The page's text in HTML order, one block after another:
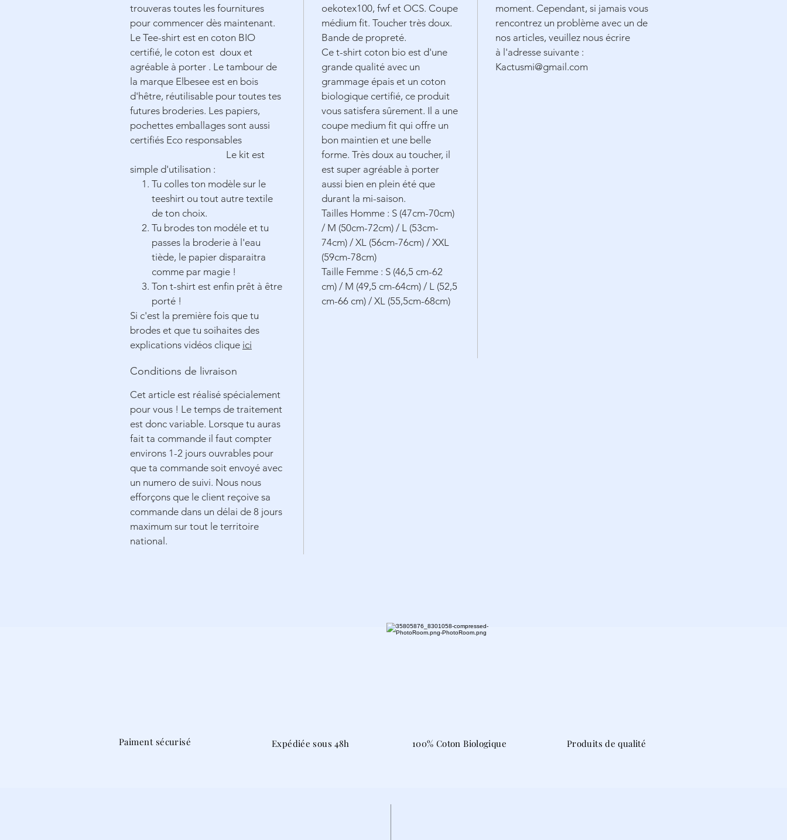
trouveras toutes les fournitures
pour commencer dès maintenant.
Le Tee-shirt est en coton BIO
certifié, le coton est doux et
agréable à porter . Le tambour de
la marque Elbesee est en bois
d'hêtre, réutilisable pour toutes tes
futures broderies. Les papiers,
pochettes emballages sont aussi
certifiés Eco responsables
Le kit est
simple d'utilisation :
Tu colles ton modèle sur le
teeshirt ou tout autre textile
de ton choix.
Tu brodes ton modéle et tu
passes la broderie à l'eau
tiède, le papier disparaitra
comme par magie !
Ton t-shirt est enfin prêt à être
porté !
Si c'est la première fois que tu
brodes et que tu soihaites des
explications vidéos clique ici
oekotex100, fwf et OCS. Coupe
médium fit. Toucher très doux.
Bande de propreté.
Ce t-shirt coton bio est d'une
grande qualité avec un
grammage épais et un coton
biologique certifié, ce produit
vous satisfera sûrement. Il a une
coupe medium fit qui offre un
bon maintien et une belle
forme. Très doux au toucher, il
est super agréable à porter
aussi bien en plein été que
durant la mi-saison.
Tailles Homme : S (47cm-70cm)
/ M (50cm-72cm) / L (53cm-
74cm) / XL (56cm-76cm) / XXL
(59cm-78cm)
Taille Femme : S (46,5 cm-62
cm) / M (49,5 cm-64cm) / L (52,5
cm-66 cm) / XL (55,5cm-68cm)
moment. Cependant, si jamais vous
rencontrez un problème avec un de
nos articles, veuillez nous écrire
à l'adresse suivante :
Kactusmi@gmail.com
Conditions de livraison
Cet article est réalisé spécialement
pour vous ! Le temps de traitement
est donc variable. Lorsque tu auras
fait ta commande il faut compter
environs 1-2 jours ouvrables pour
que ta commande soit envoyé avec
un numero de suivi. Nous nous
efforçons que le client reçoive sa
commande dans un délai de 8 jours
maximum sur tout le territoire
national.
Paiment sécurisé Expédiée sous 48h 100% Coton Biologique Produits de qualité